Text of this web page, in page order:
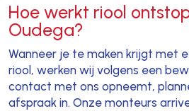
Hoe werkt riool
Oudega?
Wanneer je te maken krijgt met
riool, werken wij volgens een
contact met ons opneemt,
afspraak in. Onze monteurs